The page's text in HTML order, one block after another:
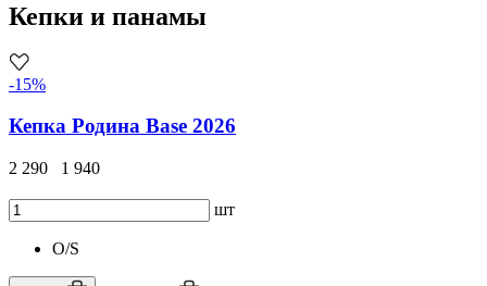
Кепки и панамы
-15%
Кепка Родина Base 2026
2 290 1 940
шт
O/S